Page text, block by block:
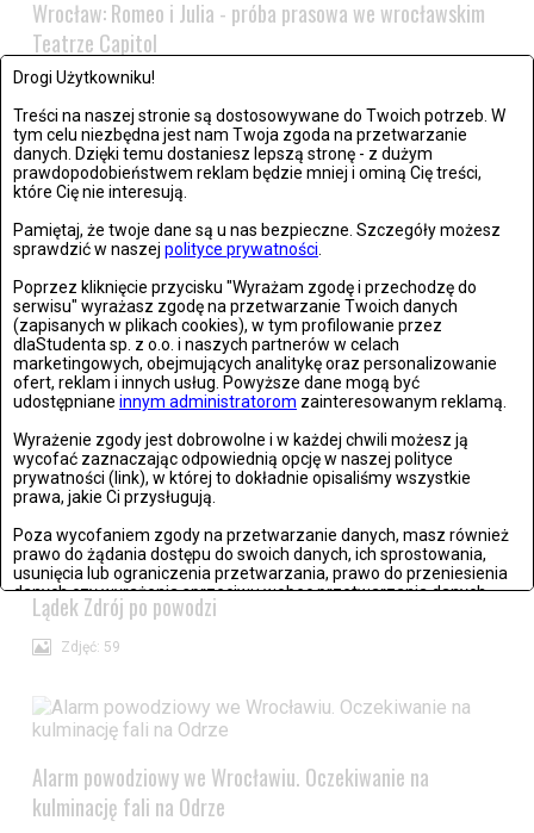
Drogi Użytkowniku!
Treści na naszej stronie są dostosowywane do Twoich potrzeb. W
tym celu niezbędna jest nam Twoja zgoda na przetwarzanie
danych. Dzięki temu dostaniesz lepszą stronę - z dużym
prawdopodobieństwem reklam będzie mniej i ominą Cię treści,
które Cię nie interesują.
Pamiętaj, że twoje dane są u nas bezpieczne. Szczegóły możesz
sprawdzić w naszej polityce prywatności
Poprzez kliknięcie przycisku "Wyrażam zgodę i przechodzę do
serwisu" wyrażasz zgodę na przetwarzanie Twoich danych
(zapisanych w plikach cookies), w tym profilowanie przez
dlaStudenta sp. z o.o. i naszych partnerów w celach
marketingowych, obejmujących analitykę oraz personalizowanie
ofert, reklam i innych usług. Powyższe dane mogą być
udostępniane innym administratorom zainteresowanym reklamą.
Wyrażenie zgody jest dobrowolne i w każdej chwili możesz ją
wycofać zaznaczając odpowiednią opcję w naszej polityce
prywatności (link), w której to dokładnie opisaliśmy wszystkie
prawa, jakie Ci przysługują.
Poza wycofaniem zgody na przetwarzanie danych, masz również
prawo do żądania dostępu do swoich danych, ich sprostowania,
usunięcia lub ograniczenia przetwarzania, prawo do przeniesienia
danych czy wyrażenia sprzeciwu wobec przetwarzania danych.
przejdź doustawień zaawansowanych
Wrocław: Romeo i Julia - próba prasowa we wrocławskim
Teatrze Capitol
Zdjęć: 26
Zdjęć: 25
Lądek Zdrój po powodzi
Zdjęć: 59
Alarm powodziowy we Wrocławiu. Oczekiwanie na
kulminację fali na Odrze